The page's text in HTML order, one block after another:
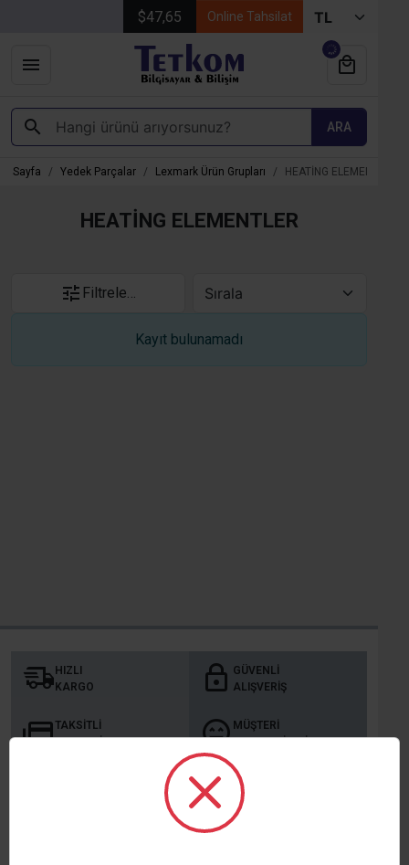
$47,65 Online Tahsilat
ARA
Sayfa Yedek Parçalar Lexmark Ürün Grupları HEATİNG ELEMENTLER
HEATİNG ELEMENTLER
Filtrele…
Kayıt bulunamadı
HIZLI
KARGO
GÜVENLI
ALIŞVERIŞ
TAKSITLI
ALIŞVERIŞ
MÜŞTERI
MEMNUNIYETI